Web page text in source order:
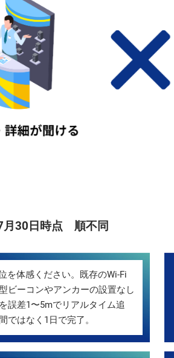
30日時点 順不同
を体感ください。既存のWi-Fi
ビーコンやアンカーの設置なし
誤差1〜5mでリアルタイム追
ではなく1日で完了。